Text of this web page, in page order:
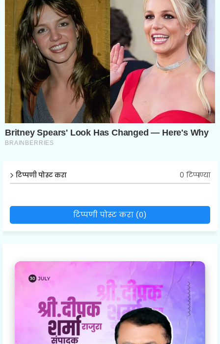
टिप्पणी पोस्ट करा 0 टिप्पण्या
टिप्पणी पोस्ट करा (0)